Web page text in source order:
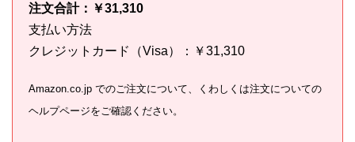
注文合計：￥31,310
支払い方法
クレジットカード（Visa）：￥31,310
Amazon.co.jp でのご注文について、くわしくは注文についての
ヘルプページをご確認ください。